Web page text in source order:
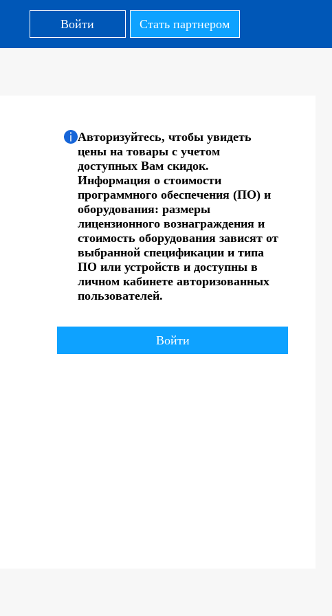
Войти Стать партнером
Авторизуйтесь, чтобы увидеть
цены на товары с учетом
доступных Вам скидок.
Информация о стоимости
программного обеспечения (ПО) и
оборудования: размеры
лицензионного вознаграждения и
стоимость оборудования зависят от
выбранной спецификации и типа
ПО или устройств и доступны в
личном кабинете авторизованных
пользователей.
Войти